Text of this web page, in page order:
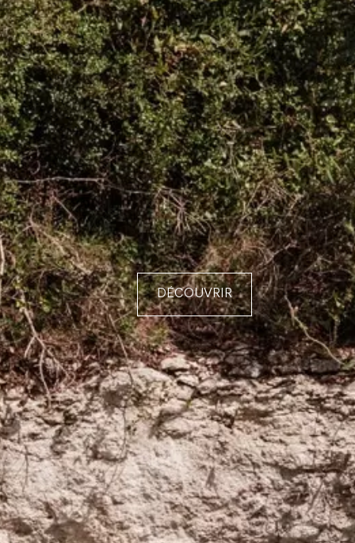
DÉCOUVRIR